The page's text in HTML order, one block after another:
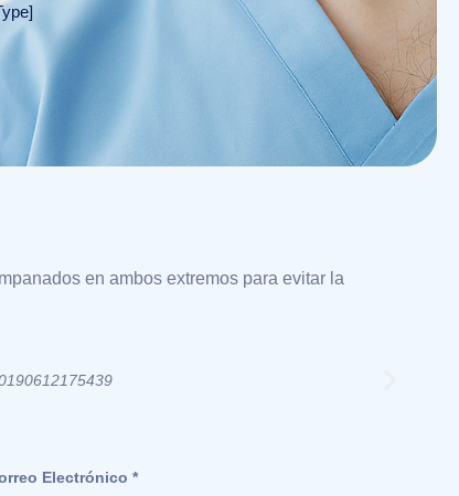
en ambos extremos para evitar la